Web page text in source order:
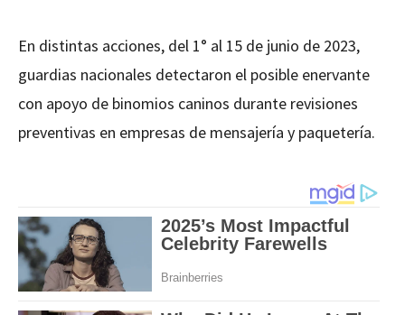
En distintas acciones, del 1° al 15 de junio de 2023,
guardias nacionales detectaron el posible enervante
con apoyo de binomios caninos durante revisiones
preventivas en empresas de mensajería y paquetería.